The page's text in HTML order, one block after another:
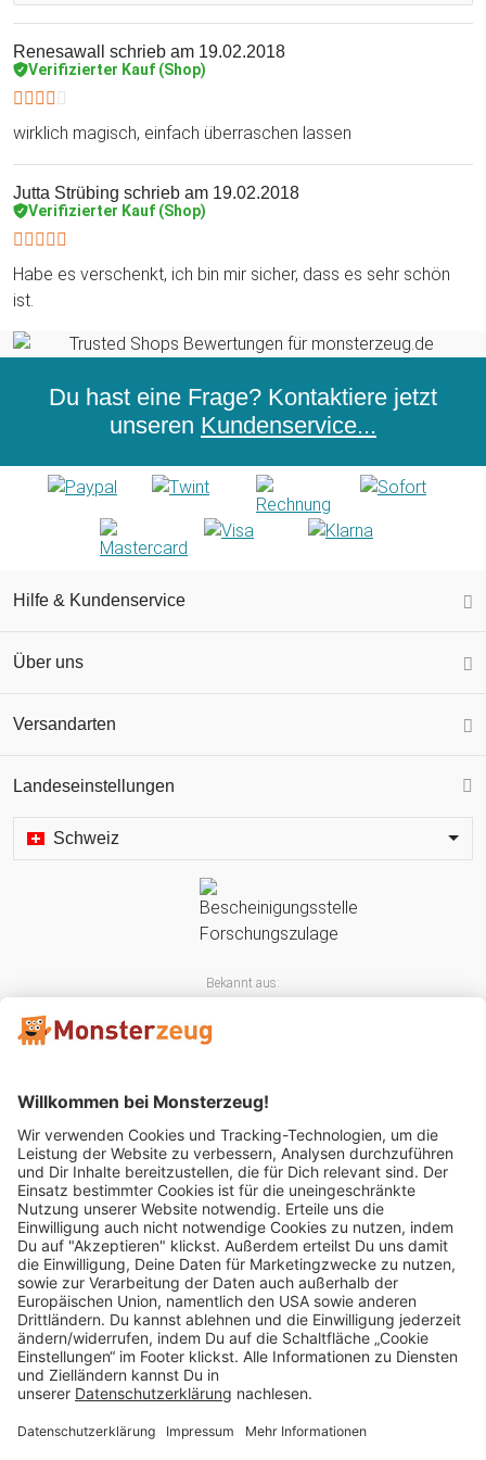
Renesawall schrieb am 19.02.2018
Verifizierter Kauf (Shop)
wirklich magisch, einfach überraschen lassen
Jutta Strübing schrieb am 19.02.2018
Verifizierter Kauf (Shop)
Habe es verschenkt, ich bin mir sicher, dass es sehr schön
ist.
Du hast eine Frage? Kontaktiere jetzt
unseren Kundenservice...
Hilfe & Kundenservice
Über uns
Versandarten
Landeseinstellungen
Schweiz
Bekannt aus:
Mitglied im:
Impressum AGB Widerrufsbelehrung